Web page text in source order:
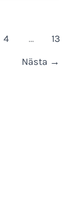
4 … 13
Nästa →